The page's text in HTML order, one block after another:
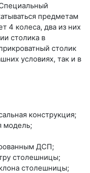
предметам
4 колеса, два из них
столика в
столик
условиях, так и в
конструкция;
модель;
ДСП;
столешницы;
столешницы;